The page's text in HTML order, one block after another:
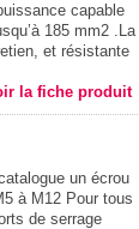
capable
185 mm2 .La
et résistante
la fiche produit
un écrou
à M12 Pour tous
de serrage